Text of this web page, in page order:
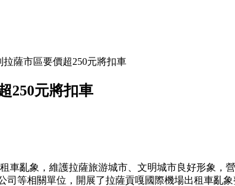
薩市區要價超250元將扣車
250元將扣車
車亂象，維護拉薩旅游城市、文明城市良好形象，
等相關單位，開展了拉薩貢嘎國際機場出租車亂象